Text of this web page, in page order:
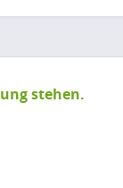
stehen.